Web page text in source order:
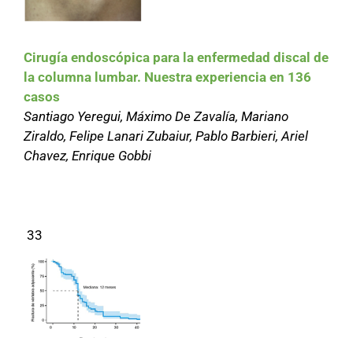
Cirugía endoscópica para la enfermedad discal de
la columna lumbar. Nuestra experiencia en 136
casos
Santiago Yeregui, Máximo De Zavalía, Mariano
Ziraldo, Felipe Lanari Zubaiur, Pablo Barbieri, Ariel
Chavez, Enrique Gobbi
33